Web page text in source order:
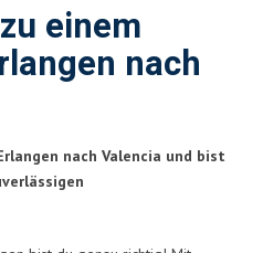
einem
nach
nach Valencia und bist